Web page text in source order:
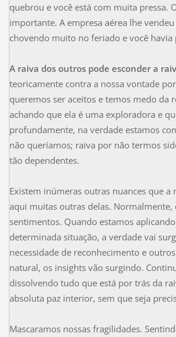
quebrou e você está com muita
importante. A empresa aérea lhe
chovendo muito no feriado e você havia
A raiva dos outros pode esconder a
teoricamente contra a nossa vontade
queremos ser aceitos e temos medo da
achando que ela é uma exploradora e
profundamente, na verdade estamos
não queríamos; raiva por não termos
tão dependentes.
Existem inúmeras outras nuances que
aqui muitas outras delas.
sentimentos. Quando estamos
determinada situação, a verdade vai
necessidade de reconhecimento e
natural, os insights vão surgindo.
dissolvendo tudo que está por trás da
absoluta paz interior, sem que seja
Mascaramos nossas fragilidades.